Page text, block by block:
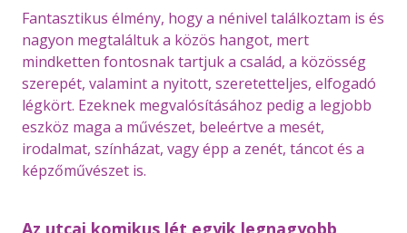
Fantasztikus élmény, hogy a nénivel találkoztam is és
nagyon megtaláltuk a közös hangot, mert
mindketten fontosnak tartjuk a család, a közösség
szerepét, valamint a nyitott, szeretetteljes, elfogadó
légkört. Ezeknek megvalósításához pedig a legjobb
eszköz maga a művészet, beleértve a mesét,
irodalmat, színházat, vagy épp a zenét, táncot és a
képzőművészet is.
Az utcai komikus lét egyik legnagyobb